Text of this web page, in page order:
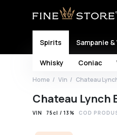
Spirits
Whisky Coniac
Sampanie
Home Vin Chateau
Chateau Lynch
VIN 75cl / 13% COD